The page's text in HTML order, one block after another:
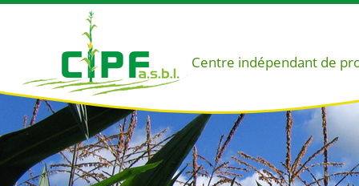
Centre indépendant de